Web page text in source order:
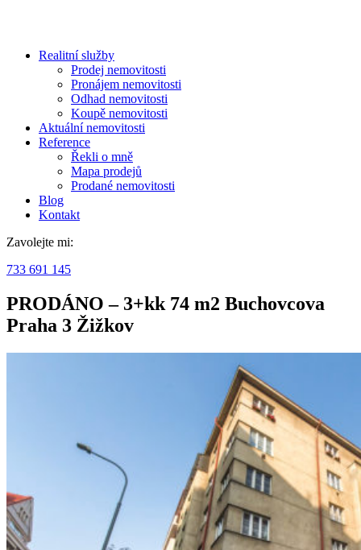
Realitní služby
Prodej nemovitosti
Pronájem nemovitosti
Odhad nemovitosti
Koupě nemovitosti
Aktuální nemovitosti
Reference
Řekli o mně
Mapa prodejů
Prodané nemovitosti
Blog
Kontakt
Zavolejte mi:
733 691 145
PRODÁNO – 3+kk 74 m2 Buchovcova
Praha 3 Žižkov